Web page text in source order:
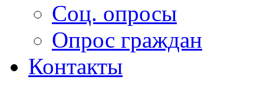
Соц. опросы
Опрос граждан
Контакты